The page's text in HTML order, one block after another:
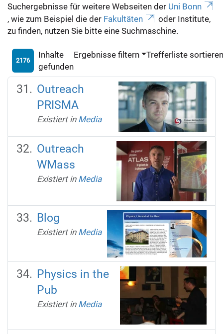
Suchergebnisse für weitere Webseiten der Uni Bonn
, wie zum Beispiel die der Fakultäten
oder Institute,
zu finden, nutzen Sie bitte eine Suchmaschine.
2176
Inhalte
gefunden
Ergebnisse filtern Trefferliste
Outreach
PRISMA
Existiert in Media
Outreach
WMass
Existiert in Media
Blog
Existiert in Media
Physics in the
Pub
Existiert in Media